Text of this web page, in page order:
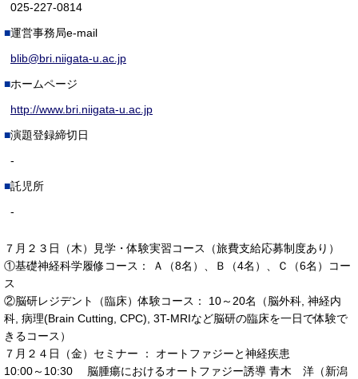
025-227-0814
運営事務局e-mail
blib@bri.niigata-u.ac.jp
ホームページ
http://www.bri.niigata-u.ac.jp
演題登録締切日
-
託児所
-
７月２３日（木）見学・体験実習コース（旅費支給応募制度あり）
①基礎神経科学履修コース： Ａ（8名）、Ｂ（4名）、Ｃ（6名）コー
ス
②脳研レジデント（臨床）体験コース： 10～20名（脳外科, 神経内
科, 病理(Brain Cutting, CPC), 3T-MRIなど脳研の臨床を一日で体験で
きるコース）
７月２４日（金）セミナー ： オートファジーと神経疾患
10:00～10:30 脳腫瘍におけるオートファジー誘導 青木 洋（新潟